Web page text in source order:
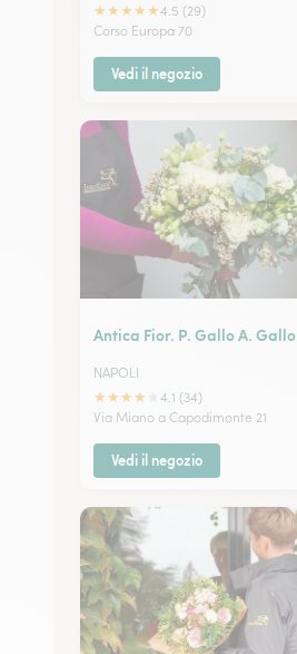
★★★★★4.5 (29)
Corso Europa 70
Vedi il negozio
Antica Fior. P. Gallo A. Gallo
NAPOLI
★★★★
4.1 (34)
Via Miano a Capodimonte 21
Vedi il negozio